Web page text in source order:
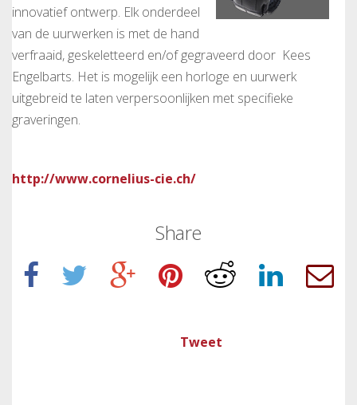
innovatief ontwerp. Elk onderdeel
van de uurwerken is met de hand
verfraaid, geskeletteerd en/of gegraveerd door Kees
Engelbarts. Het is mogelijk een horloge en uurwerk
uitgebreid te laten verpersoonlijken met specifieke
graveringen.
http://www.cornelius-cie.ch/
Share
Tweet